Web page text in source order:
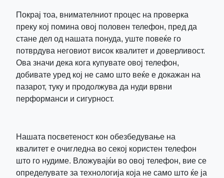
Покрај тоа, внимателниот процес на проверка
преку кој помина овој половен телефон, пред да
стане дел од нашата понуда, уште повеќе го
потврдува неговиот висок квалитет и доверливост.
Ова значи дека кога купувате овој телефон,
добивате уред кој не само што веќе е докажан на
пазарот, туку и продолжува да нуди врвни
перформанси и сигурност.
Нашата посветеност кон обезбедување на
квалитет е очигледна во секој користен телефон
што го нудиме. Вложувајќи во овој телефон, вие се
определувате за технологија која не само што ќе ја